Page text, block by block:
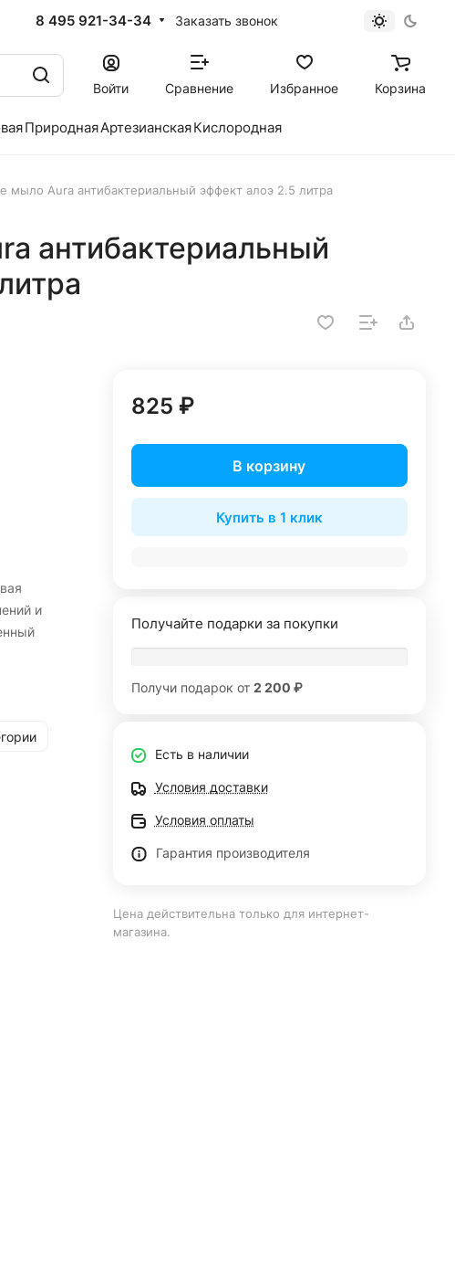
8 495 921-34-34 Заказать звонок
Войти Сравнение Избранное Корзина
ПрироднаяАртезианскаяКислородная
мыло Aura антибактериальный эффект алоэ 2.5 литра
антибактериальный
и
825 ₽
В корзину
Купить в 1 клик
Получайте подарки за покупки
Получи подарок от 2 200 ₽
Есть в наличии
Условия доставки
Условия оплаты
Гарантия производителя
Цена действительна только для интернет-
магазина.